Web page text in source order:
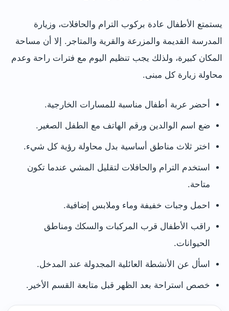
يستمتع الأطفال عادة بركوب الترام والحافلات، وزيارة
المدرسة القديمة والمزرعة والقرية والمتاجر. إلا أن مساحة
المكان كبيرة، ولذلك يجب تنظيم اليوم مع فترات راحة وعدم
محاولة زيارة كل مبنى.
أحضر عربة أطفال مناسبة للمسارات الخارجية.
ضع اسم الوالدين ورقم الهاتف مع الطفل الصغير.
اختر ثلاث مناطق أساسية بدل محاولة رؤية كل شيء.
استخدم الترام والحافلات لتقليل المشي عندما تكون
متاحة.
احمل وجبات خفيفة وماء وملابس إضافية.
راقب الأطفال قرب المركبات والسكك ومناطق
الحيوانات.
اسأل عن الأنشطة العائلية المجدولة عند المدخل.
خصص استراحة بعد الظهر قبل متابعة القسم الأخير.